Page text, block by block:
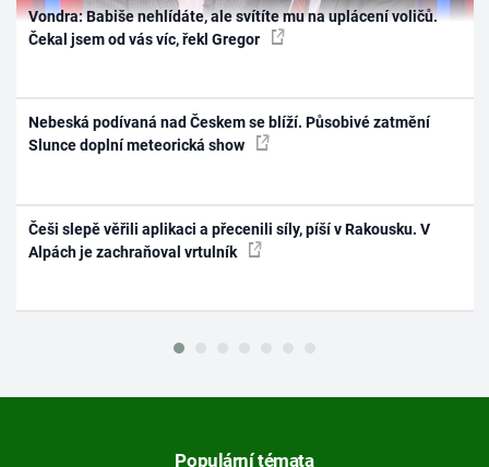
Vondra: Babiše nehlídáte, ale svítíte mu na uplácení voličů.
Čekal jsem od vás víc, řekl Gregor
Nebeská podívaná nad Českem se blíží. Působivé zatmění
Slunce doplní meteorická show
Češi slepě věřili aplikaci a přecenili síly, píší v Rakousku. V
Alpách je zachraňoval vrtulník
Populární témata